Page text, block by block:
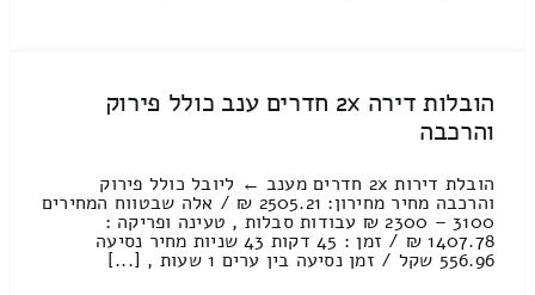
הובלות דירה 2x חדרים ענב כולל פירוק
והרכבה
הובלת דירות 2x חדרים מענב ← ליובל כולל פירוק
והרכבה מחיר מחירון: 2505.21 ₪ / אלה שבטווח המחירים
3100 – 2300 ₪ עבודות סבלות , טעינה ופריקה :
1407.78 ₪ / זמן : 45 דקות 43 שניות מחיר נסיעה
556.96 שקל / זמן נסיעה בין ערים 1 שעות , [...]